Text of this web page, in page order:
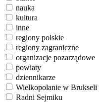
nauka
kultura
inne
regiony polskie
regiony zagraniczne
organizacje pozarządowe
powiaty
dziennikarze
Wielkopolanie w Brukseli
Radni Sejmiku